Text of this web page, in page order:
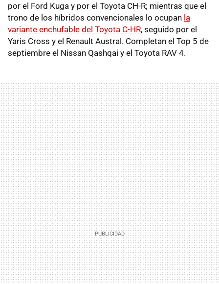
por el Ford Kuga y por el Toyota CH-R; mientras que el
trono de los híbridos convencionales lo ocupan la
variante enchufable del Toyota C-HR, seguido por el
Yaris Cross y el Renault Austral. Completan el Top 5 de
septiembre el Nissan Qashqai y el Toyota RAV 4.